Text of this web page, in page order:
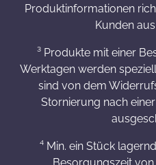
Produktinformationen
Kunden
³ Produkte mit einer
Werktagen werden
sind von dem
Stornierung nach
⁴ Min. ein Stück